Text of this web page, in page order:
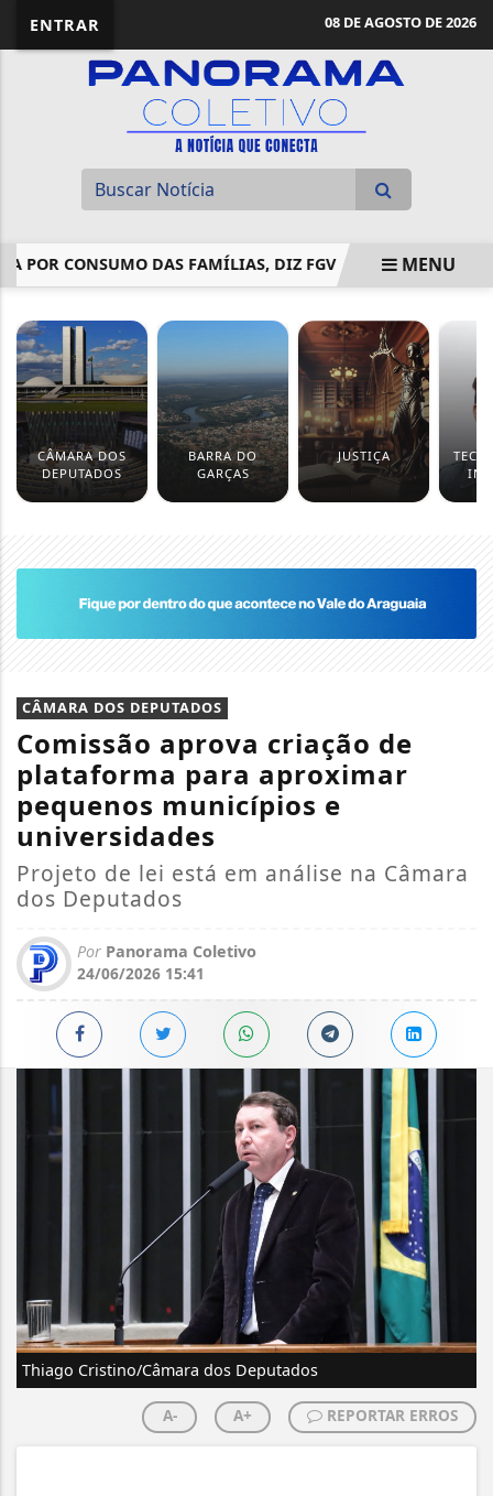
ENTRAR 08 DE AGOSTO DE 2026
CONSUMO DAS FAMÍLIAS, DIZ FGV COMISSÃOMENU
CÂMARA DOS
DEPUTADOS
BARRA DO
GARÇAS
JUSTIÇA
CÂMARA DOS DEPUTADOS
Comissão aprova criação de
plataforma para aproximar
pequenos municípios e
universidades
Projeto de lei está em análise na Câmara
dos Deputados
Por Panorama Coletivo
24/06/2026 15:41
Thiago Cristino/Câmara dos Deputados
A- A+ REPORTAR ERROS